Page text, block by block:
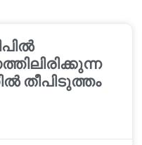
തീപിടുത്തം